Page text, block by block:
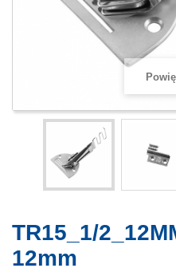
TR15_1/
12mm